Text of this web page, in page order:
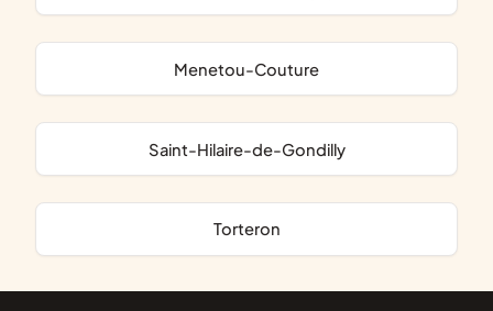
Menetou-Couture
Saint-Hilaire-de-Gondilly
Torteron